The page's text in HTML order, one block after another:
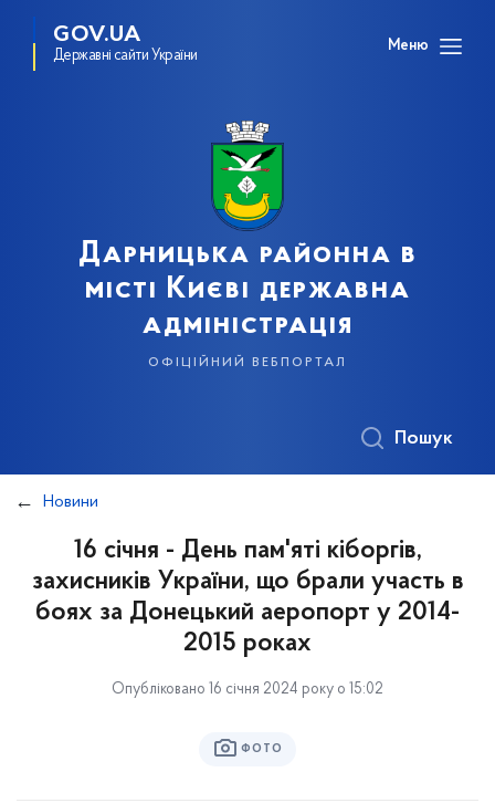
GOV.UA
Державні сайти України
Меню
Дарницька районна в
місті Києві державна
адміністрація
офіційний вебпортал
Пошук
Новини
16 січня - День пам'яті кіборгів,
захисників України, що брали участь в
боях за Донецький аеропорт у 2014-
2015 роках
Опубліковано 16 січня 2024 року о 15:02
ФОТО